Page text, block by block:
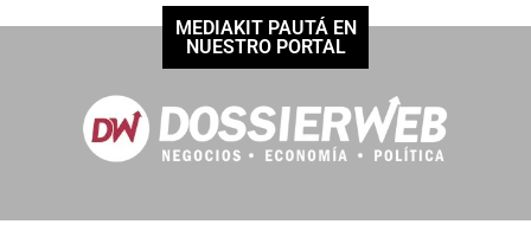
MEDIAKIT PAUTÁ EN
NUESTRO PORTAL